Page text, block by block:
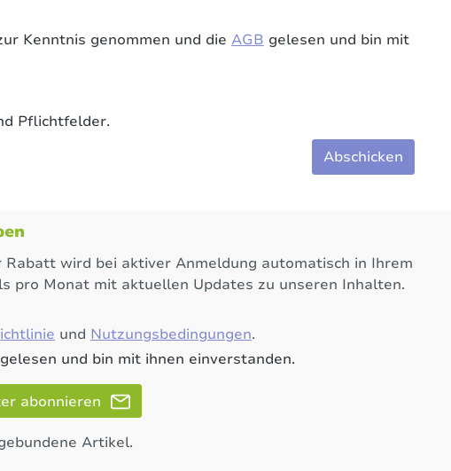
Kenntnis genommen und die AGB gelesen und bin mit
Pflichtfelder.
Abschicken
wird bei aktiver Anmeldung automatisch in Ihrem
pro Monat mit aktuellen Updates zu unseren Inhalten.
und Nutzungsbedingungen.
gelesen und bin mit ihnen einverstanden.
abonnieren
Artikel.